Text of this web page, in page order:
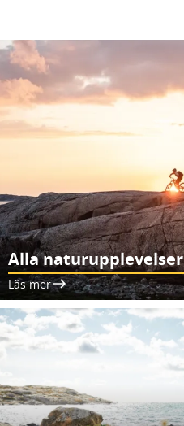
Alla naturupplevelser
Läs mer